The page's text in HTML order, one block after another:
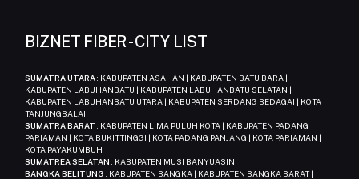
BIZNET FIBER - CITY LIST
SUMATRA UTARA: KABUPATEN ASAHAN | KABUPATEN BATU BARA |
KABUPATEN LABUHANBATU | KABUPATEN LABUHANBATU SELATAN |
KABUPATEN LABUHANBATU UTARA | KABUPATEN SERDANG BEDAGAI | KOTA
TANJUNGBALAI
SUMATRA BARAT : KABUPATEN LIMA PULUH KOTA | KABUPATEN PADANG
PARIAMAN | KOTA BUKITTINGGI | KOTA PADANG PANJANG | KOTA PARIAMAN |
KOTA PAYAKUMBUH
SUMATREA SELATAN : KABUPATEN MUSI BANYUASIN
BANGKA BELITUNG : KABUPATEN BANGKA | KABUPATEN BANGKA BARAT |